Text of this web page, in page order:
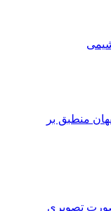
1395 اصفهان منطبق بر